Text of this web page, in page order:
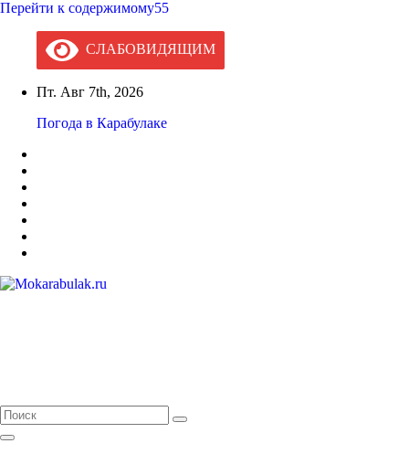
Перейти к содержимому55
СЛАБОВИДЯЩИМ
Пт. Авг 7th, 2026
Погода в Карабулаке